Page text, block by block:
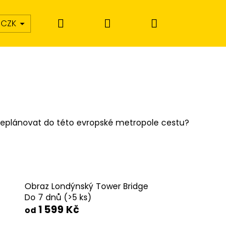
CZK Hledat PřihlášeníNákupní
do této evropské metropole cestu?
Obraz Londýnský Tower Bridge
Do 7 dnů (>5 ks)
od 1 599 Kč